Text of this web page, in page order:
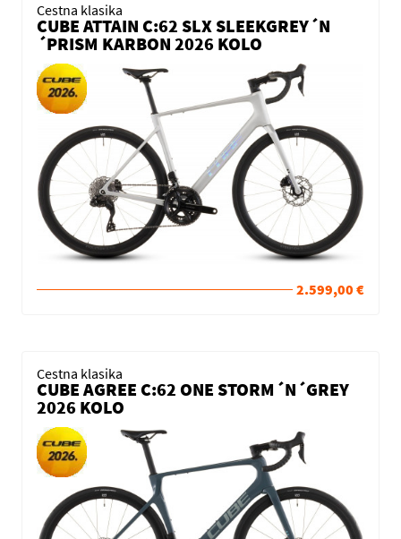
Cestna klasika
CUBE ATTAIN C:62 SLX SLEEKGREY´N
´PRISM KARBON 2026 KOLO
2.599,00 €
Cestna klasika
CUBE AGREE C:62 ONE STORM´N´GREY
2026 KOLO